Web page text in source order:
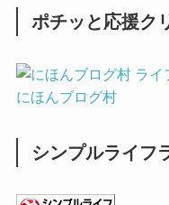
ポチッと応援ク
にほんブログ村
シンプルライフ